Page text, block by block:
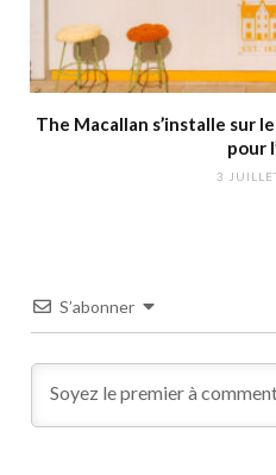
The Macallan s’installe sur
pour
3
S’abonner